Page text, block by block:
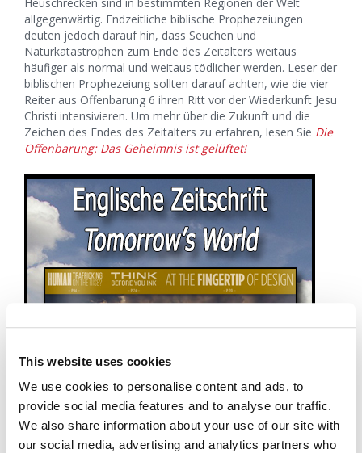
This website uses cookies
We use cookies to personalise content and ads, to
provide social media features and to analyse our traffic.
We also share information about your use of our site with
our social media, advertising and analytics partners who
allgegenwärtig. Endzeitliche biblische Prophezeiungen
deuten jedoch darauf hin, dass Seuchen und
Naturkatastrophen zum Ende des Zeitalters weitaus
häufiger als normal und weitaus tödlicher werden. Leser der
biblischen Prophezeiung sollten darauf achten, wie die vier
Reiter aus Offenbarung 6 ihren Ritt vor der Wiederkunft Jesu
Christi intensivieren. Um mehr über die Zukunft und die
Zeichen des Endes des Zeitalters zu erfahren, lesen Sie Die
Offenbarung: Das Geheimnis ist gelüftet!